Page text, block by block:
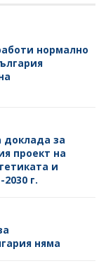
нормално
за
проект на
и
г.
няма